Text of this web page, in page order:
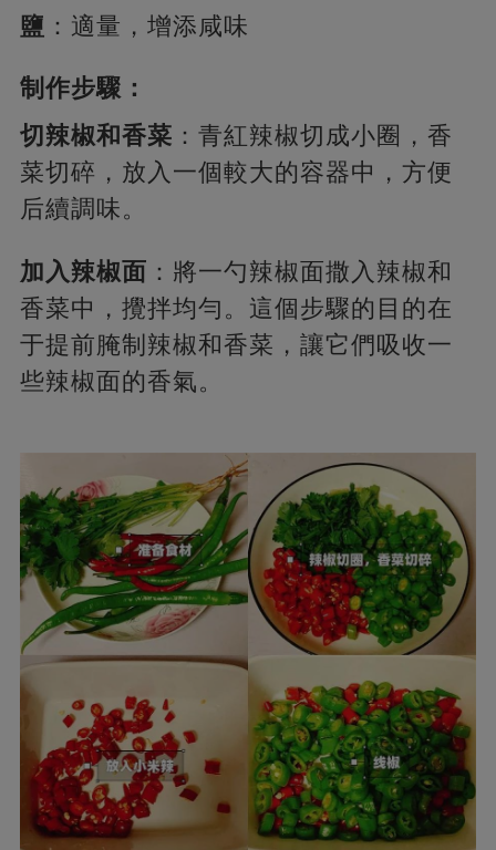
鹽 ：適量，增添咸味
制作步驟：
切辣椒和香菜 ：青紅辣椒切成小圈，香
菜切碎，放入一個較大的容器中，方便
后續調味。
加入辣椒面 ：將一勺辣椒面撒入辣椒和
香菜中，攪拌均勻。這個步驟的目的在
于提前腌制辣椒和香菜，讓它們吸收一
些辣椒面的香氣。